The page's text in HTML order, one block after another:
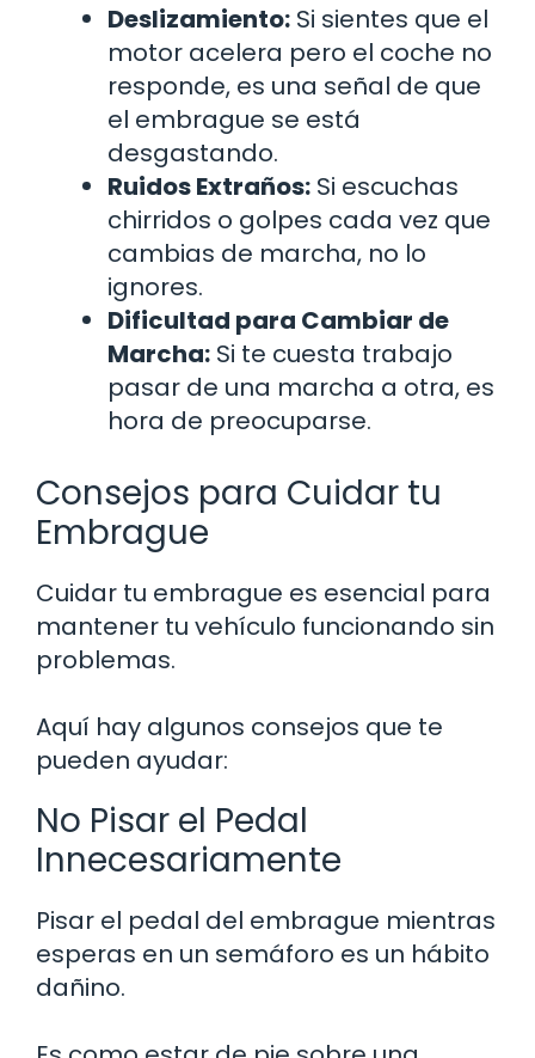
Deslizamiento: Si sientes que el
motor acelera pero el coche no
responde, es una señal de que
el embrague se está
desgastando.
Ruidos Extraños: Si escuchas
chirridos o golpes cada vez que
cambias de marcha, no lo
ignores.
Dificultad para Cambiar de
Marcha: Si te cuesta trabajo
pasar de una marcha a otra, es
hora de preocuparse.
Consejos para Cuidar tu
Embrague
Cuidar tu embrague es esencial para
mantener tu vehículo funcionando sin
problemas.
Aquí hay algunos consejos que te
pueden ayudar:
No Pisar el Pedal
Innecesariamente
Pisar el pedal del embrague mientras
esperas en un semáforo es un hábito
dañino.